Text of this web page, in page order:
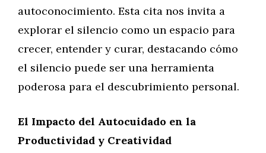
autoconocimiento. Esta cita nos invita a
explorar el silencio como un espacio para
crecer, entender y curar, destacando cómo
el silencio puede ser una herramienta
poderosa para el descubrimiento personal.
El Impacto del Autocuidado en la
Productividad y Creatividad